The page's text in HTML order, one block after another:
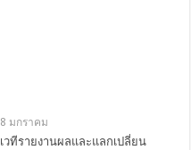
8 มกราคม
เวทีรายงานผลและแลกเปลี่ยน